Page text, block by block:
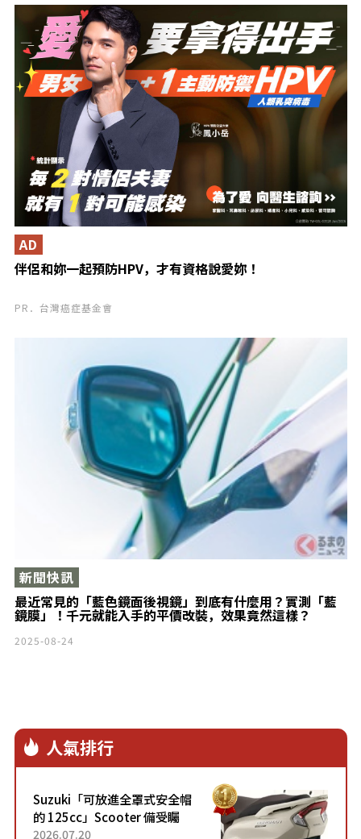
伴侶和妳一起預防HPV，才有資格說愛妳！
AD
PR．台灣癌症基金會
最近常見的「藍色鏡面後視鏡」到底有什麼用？實測「藍
鏡膜」！千元就能入手的平價改裝，效果竟然這樣？
新聞快訊
2025-08-24
人氣排行
Suzuki「可放進全罩式安全帽
的 125cc」Scooter 備受矚
目！採用全新流線設計與各項
2026.07.20